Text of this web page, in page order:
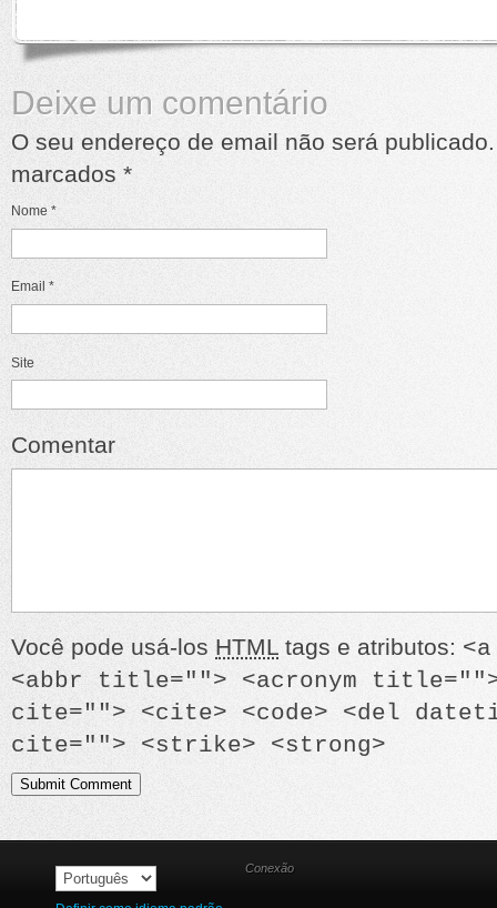
Deixe um comentário
O seu endereço de email não será
marcados *
Nome *
Email *
Site
Comentar
Você pode usá-los HTML tags e atributos:
<abbr title=""> <acronym title="">
cite=""> <cite> <code> <del
cite=""> <strike> <strong>
Conexão